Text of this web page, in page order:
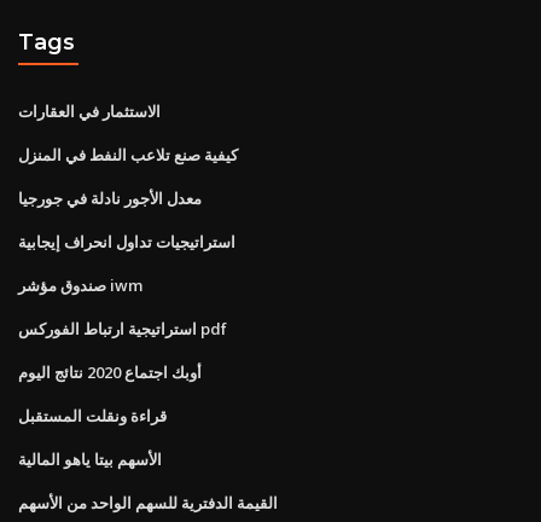
Tags
الاستثمار في العقارات
كيفية صنع تلاعب النفط في المنزل
معدل الأجور نادلة في جورجيا
استراتيجيات تداول انحراف إيجابية
صندوق مؤشر iwm
استراتيجية ارتباط الفوركس pdf
أوبك اجتماع 2020 نتائج اليوم
قراءة ونقلت المستقبل
الأسهم بيتا ياهو المالية
القيمة الدفترية للسهم الواحد من الأسهم